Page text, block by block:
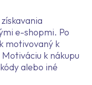
e-shopmi. Po
motivovaný k
k nákupu
alebo iné